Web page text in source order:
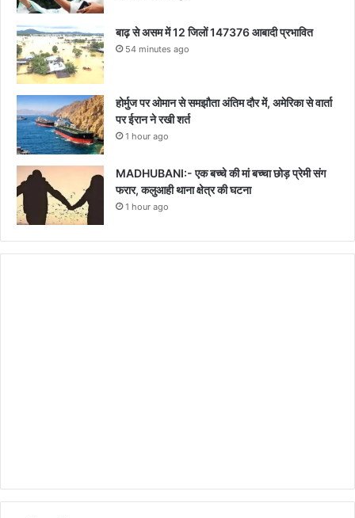
बाढ़ से असम में 12 जिलों 147376 आबादी प्रभावित
54 minutes ago
होर्मुज पर ओमान से समझौता अंतिम दौर में, अमेरिका से वार्ता
पर ईरान ने रखी शर्त
1 hour ago
MADHUBANI:- एक बच्चे की मां बच्चा छोड़ प्रेमी संग
फरार, कलुआही थाना क्षेत्र की घटना
1 hour ago